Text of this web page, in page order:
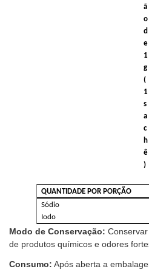
ã
o
d
e
1
g
(
1
s
a
c
h
ê
)
QUANTIDADE POR PORÇÃO
Sódio
Iodo
Modo de Conservação:
de produtos químicos e odores
Consumo: Após aberta a